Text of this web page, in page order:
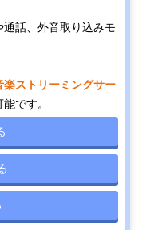
話、外音取り込みモ
ストリーミングサー
です。